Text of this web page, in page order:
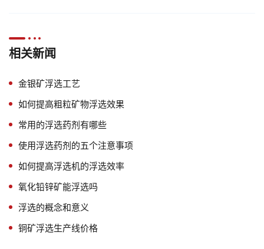
相关新闻
金银矿浮选工艺
如何提高粗粒矿物浮选效果
常用的浮选药剂有哪些
使用浮选药剂的五个注意事项
如何提高浮选机的浮选效率
氧化铅锌矿能浮选吗
浮选的概念和意义
铜矿浮选生产线价格